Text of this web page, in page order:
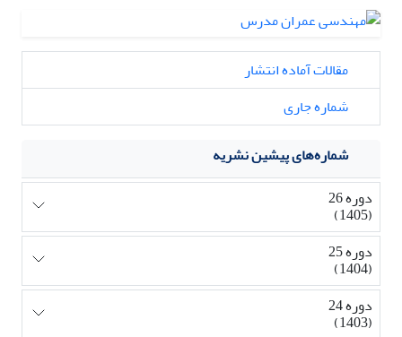
مقالات آماده انتشار
شماره جاری
شماره‌های پیشین نشریه
دوره 26
(1405)
دوره 25
(1404)
دوره 24
(1403)